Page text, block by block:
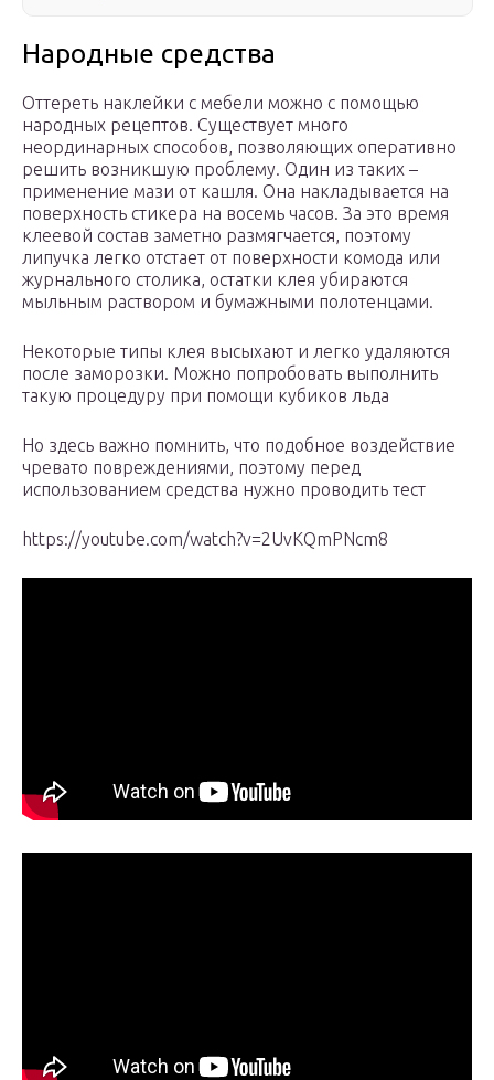
Народные средства
Оттереть наклейки с мебели можно с помощью
народных рецептов. Существует много
неординарных способов, позволяющих оперативно
решить возникшую проблему. Один из таких –
применение мази от кашля. Она накладывается на
поверхность стикера на восемь часов. За это время
клеевой состав заметно размягчается, поэтому
липучка легко отстает от поверхности комода или
журнального столика, остатки клея убираются
мыльным раствором и бумажными полотенцами.
Некоторые типы клея высыхают и легко удаляются
после заморозки. Можно попробовать выполнить
такую процедуру при помощи кубиков льда
Но здесь важно помнить, что подобное воздействие
чревато повреждениями, поэтому перед
использованием средства нужно проводить тест
https://youtube.com/watch?v=2UvKQmPNcm8